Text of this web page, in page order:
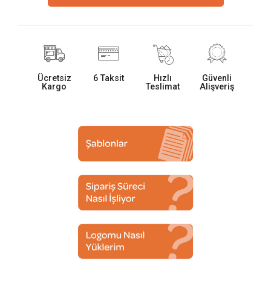
Ücretsiz
Kargo
6 Taksit
Hızlı
Teslimat
Güvenli
Alişveriş